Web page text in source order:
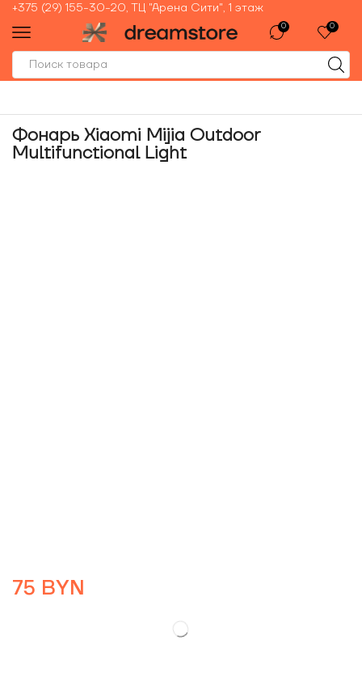
+375 (29) 155-30-20, ТЦ "Арена Сити", 1 этаж
0 0
Фонарь Xiaomi Mijia Outdoor
Multifunctional Light
75 BYN